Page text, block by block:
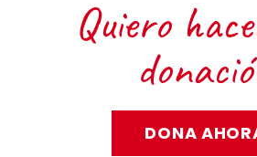
Quiero
DONA